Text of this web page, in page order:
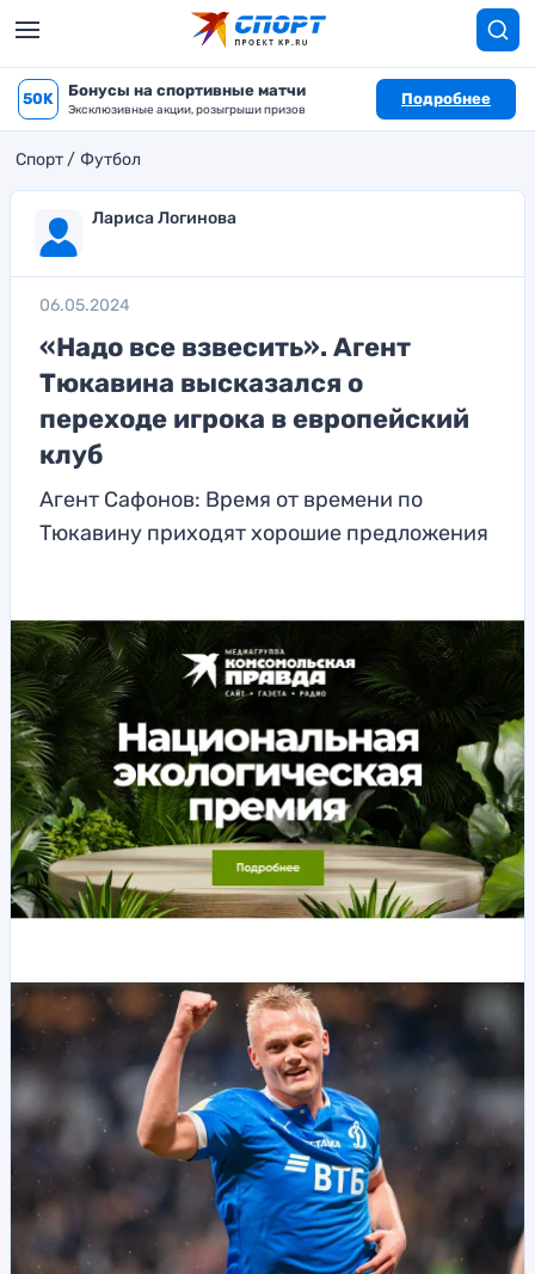
50K Бонусы на спортивные матчи
Эксклюзивные акции, розыгрыши призов
Подробнее
Спорт Футбол
Лариса Логинова
06.05.2024
«Надо все взвесить». Агент
Тюкавина высказался о
переходе игрока в европейский
клуб
Агент Сафонов: Время от времени по
Тюкавину приходят хорошие предложения